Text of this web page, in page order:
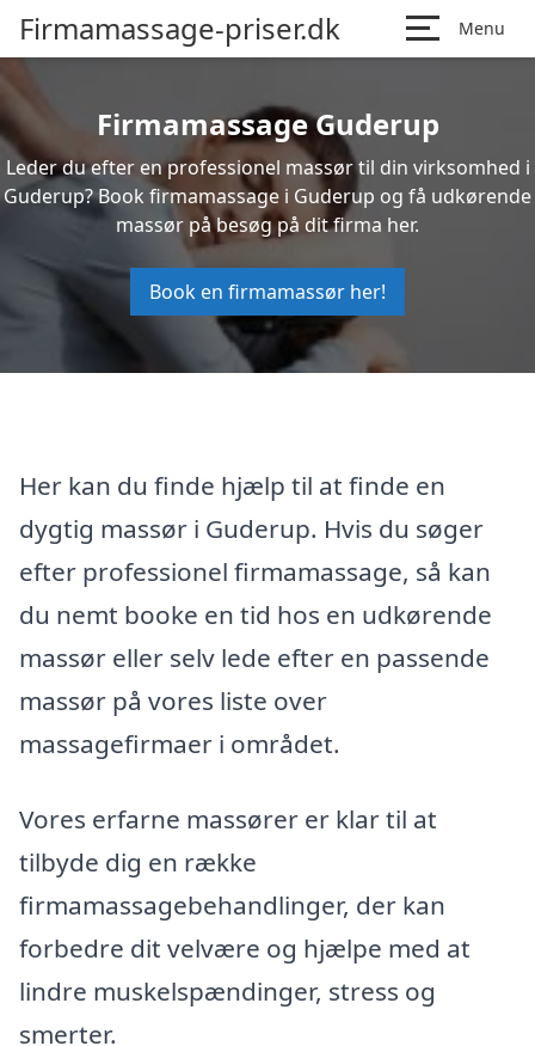
Firmamassage-priser.dk Menu
Firmamassage Guderup
Leder du efter en professionel massør til din virksomhed i
Guderup? Book firmamassage i Guderup og få udkørende
massør på besøg på dit firma her.
Book en firmamassør her!
Her kan du finde hjælp til at finde en
dygtig massør i Guderup. Hvis du søger
efter professionel firmamassage, så kan
du nemt booke en tid hos en udkørende
massør eller selv lede efter en passende
massør på vores liste over
massagefirmaer i området.
Vores erfarne massører er klar til at
tilbyde dig en række
firmamassagebehandlinger, der kan
forbedre dit velvære og hjælpe med at
lindre muskelspændinger, stress og
smerter.